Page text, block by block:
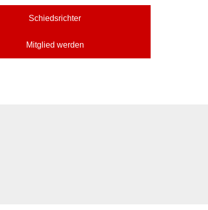
Schiedsrichter
Mitglied werden